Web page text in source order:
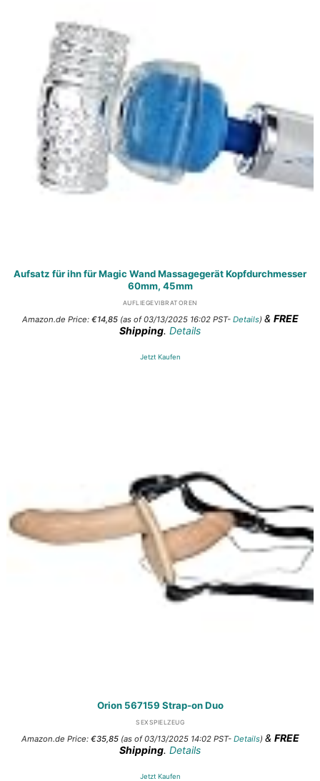
Aufsatz für ihn für Magic Wand Massagegerät Kopfdurchmesser
60mm, 45mm
AUFLIEGEVIBRATOREN
Amazon.de Price: €14,85(as of 03/13/2025 16:02 PST- Details) & FREE
Shipping. Details
Jetzt Kaufen
Orion 567159 Strap-on Duo
SEXSPIELZEUG
Amazon.de Price: €35,85(as of 03/13/2025 14:02 PST- Details) & FREE
Shipping. Details
Jetzt Kaufen